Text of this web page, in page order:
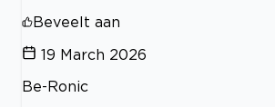
Beveelt aan
19 March 2026
Be-Ronic